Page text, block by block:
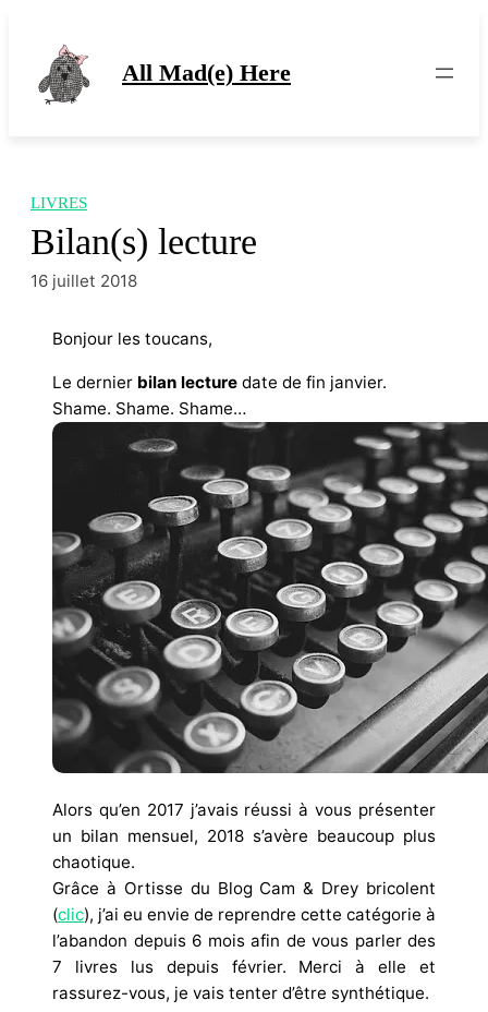
contenu
All Mad(e) Here
LIVRES
Bilan(s) lecture
16 juillet 2018
Bonjour les toucans,
Le dernier bilan lecture date de fin janvier.
Shame. Shame. Shame…
Alors qu’en 2017 j’avais réussi à vous présenter
un bilan mensuel, 2018 s’avère beaucoup plus
chaotique.
Grâce à Ortisse du Blog Cam & Drey bricolent
(clic), j’ai eu envie de reprendre cette catégorie à
l’abandon depuis 6 mois afin de vous parler des
7 livres lus depuis février. Merci à elle et
rassurez-vous, je vais tenter d’être synthétique.